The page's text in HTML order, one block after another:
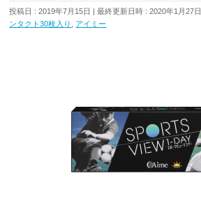
投稿日 : 2019年7月15日 最終更新日時 : 2020年1月27日
ンタクト30枚入り
アイミー